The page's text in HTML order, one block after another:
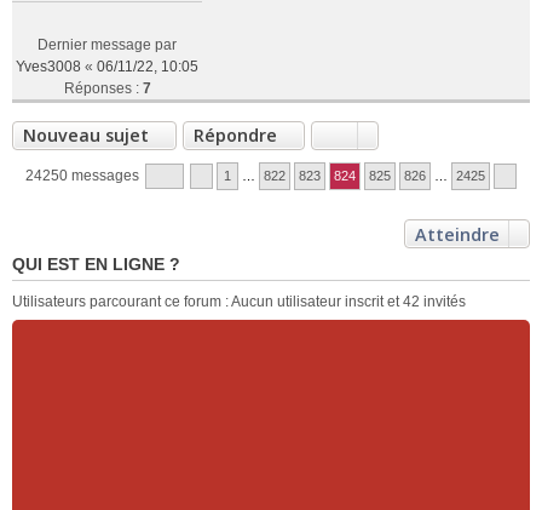
Dernier message par
Yves3008 « 06/11/22, 10:05
Réponses : 7
Nouveau sujet Répondre
24250 messages 1 822 823 824 825 826 2425
Atteindre
QUI EST EN LIGNE ?
Utilisateurs parcourant ce forum : Aucun utilisateur inscrit et 42 invités